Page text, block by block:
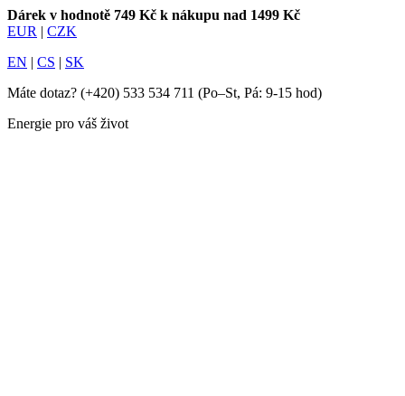
Dárek v hodnotě 749 Kč k nákupu nad 1499 Kč
EUR | CZK
EN | CS | SK
Máte dotaz? (+420) 533 534 711 (Po–St, Pá: 9-15 hod)
Energie pro váš život